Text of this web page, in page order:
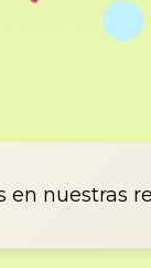
en nuestras